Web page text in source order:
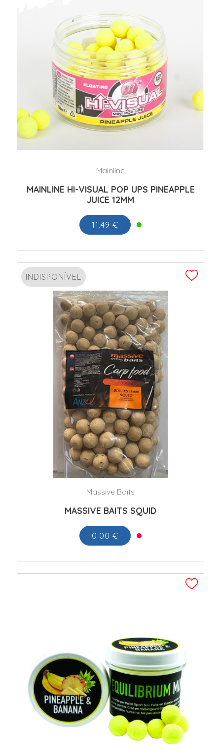
Mainline
MAINLINE HI-VISUAL POP UPS PINEAPPLE
JUICE 12MM
11.49 €
INDISPONÍVEL
Massive Baits
MASSIVE BAITS SQUID
0.00 €